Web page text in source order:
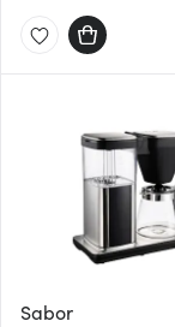
Sabor